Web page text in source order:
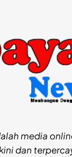
media
dan